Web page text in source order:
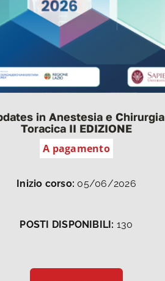
in Anestesia e Chirurgia
Toracica II EDIZIONE
A pagamento
Inizio corso: 05/06/2026
POSTI DISPONIBILI: 130